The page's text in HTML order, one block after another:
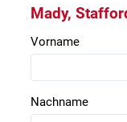
Mady,
Vorname
Nachname